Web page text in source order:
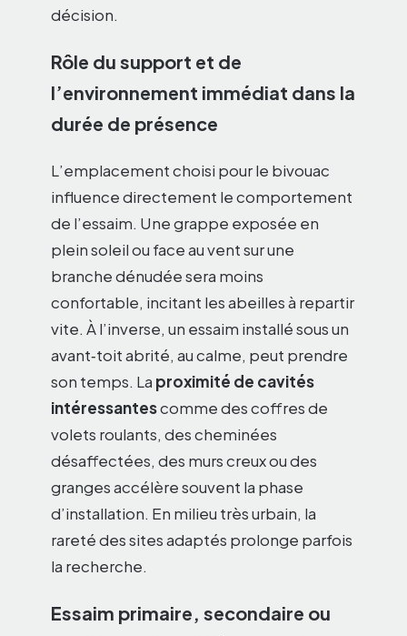
décision.
Rôle du support et de
l’environnement immédiat dans la
durée de présence
L’emplacement choisi pour le bivouac
influence directement le comportement
de l’essaim. Une grappe exposée en
plein soleil ou face au vent sur une
branche dénudée sera moins
confortable, incitant les abeilles à repartir
vite. À l’inverse, un essaim installé sous un
avant‑toit abrité, au calme, peut prendre
son temps. La proximité de cavités
intéressantescomme des coffres de
volets roulants, des cheminées
désaffectées, des murs creux ou des
granges accélère souvent la phase
d’installation. En milieu très urbain, la
rareté des sites adaptés prolonge parfois
la recherche.
Essaim primaire, secondaire ou